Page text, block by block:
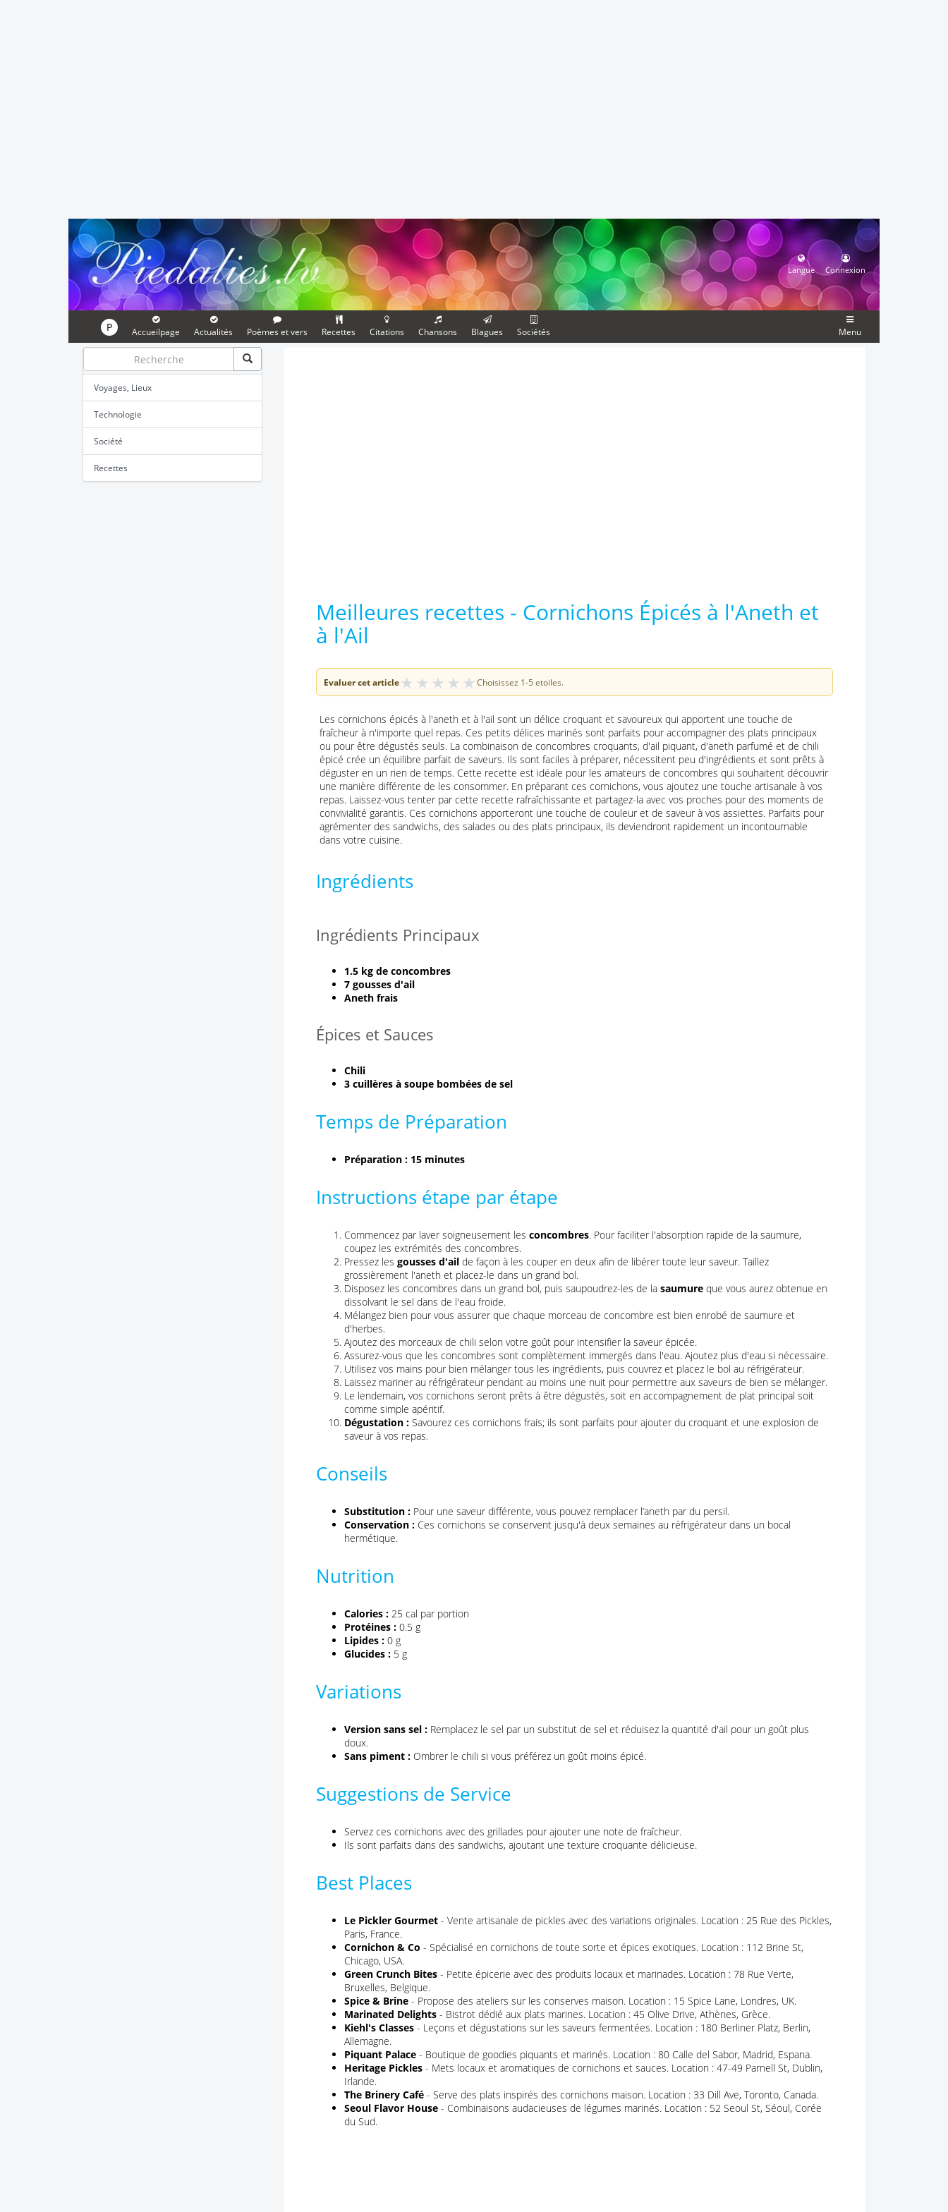
Langue Connexion
P Accueilpage Actualités Poèmes et vers Recettes Citations Chansons Blagues Sociétés Menu
Voyages, Lieux
Technologie
Société
Recettes
Meilleures recettes - Cornichons Épicés à l'Aneth et
à l'Ail
Evaluer cet article★ ★ ★ ★ ★ Choisissez 1-5 etoiles.
Les cornichons épicés à l'aneth et à l'ail sont un délice croquant et savoureux qui apportent une touche de
fraîcheur à n'importe quel repas. Ces petits délices marinés sont parfaits pour accompagner des plats principaux
ou pour être dégustés seuls. La combinaison de concombres croquants, d'ail piquant, d'aneth parfumé et de chili
épicé crée un équilibre parfait de saveurs. Ils sont faciles à préparer, nécessitent peu d'ingrédients et sont prêts à
déguster en un rien de temps. Cette recette est idéale pour les amateurs de concombres qui souhaitent découvrir
une manière différente de les consommer. En préparant ces cornichons, vous ajoutez une touche artisanale à vos
repas. Laissez-vous tenter par cette recette rafraîchissante et partagez-la avec vos proches pour des moments de
convivialité garantis. Ces cornichons apporteront une touche de couleur et de saveur à vos assiettes. Parfaits pour
agrémenter des sandwichs, des salades ou des plats principaux, ils deviendront rapidement un incontournable
dans votre cuisine.
Ingrédients
Ingrédients Principaux
1.5 kg de concombres
7 gousses d'ail
Aneth frais
Épices et Sauces
Chili
3 cuillères à soupe bombées de sel
Temps de Préparation
Préparation : 15 minutes
Instructions étape par étape
Commencez par laver soigneusement les concombres. Pour faciliter l'absorption rapide de la saumure,
coupez les extrémités des concombres.
Pressez les gousses d'ail de façon à les couper en deux afin de libérer toute leur saveur. Taillez
grossièrement l'aneth et placez-le dans un grand bol.
Disposez les concombres dans un grand bol, puis saupoudrez-les de la saumure que vous aurez obtenue en
dissolvant le sel dans de l'eau froide.
Mélangez bien pour vous assurer que chaque morceau de concombre est bien enrobé de saumure et
d'herbes.
Ajoutez des morceaux de chili selon votre goût pour intensifier la saveur épicée.
Assurez-vous que les concombres sont complètement immergés dans l'eau. Ajoutez plus d'eau si nécessaire.
Utilisez vos mains pour bien mélanger tous les ingrédients, puis couvrez et placez le bol au réfrigérateur.
Laissez mariner au réfrigérateur pendant au moins une nuit pour permettre aux saveurs de bien se mélanger.
Le lendemain, vos cornichons seront prêts à être dégustés, soit en accompagnement de plat principal soit
comme simple apéritif.
Dégustation : Savourez ces cornichons frais; ils sont parfaits pour ajouter du croquant et une explosion de
saveur à vos repas.
Conseils
Substitution : Pour une saveur différente, vous pouvez remplacer l’aneth par du persil.
Conservation : Ces cornichons se conservent jusqu'à deux semaines au réfrigérateur dans un bocal
hermétique.
Nutrition
Calories : 25 cal par portion
Protéines : 0.5 g
Lipides : 0 g
Glucides : 5 g
Variations
Version sans sel : Remplacez le sel par un substitut de sel et réduisez la quantité d'ail pour un goût plus
doux.
Sans piment : Ombrer le chili si vous préférez un goût moins épicé.
Suggestions de Service
Servez ces cornichons avec des grillades pour ajouter une note de fraîcheur.
Ils sont parfaits dans des sandwichs, ajoutant une texture croquante délicieuse.
Best Places
Le Pickler Gourmet - Vente artisanale de pickles avec des variations originales. Location : 25 Rue des Pickles,
Paris, France.
Cornichon & Co - Spécialisé en cornichons de toute sorte et épices exotiques. Location : 112 Brine St,
Chicago, USA.
Green Crunch Bites - Petite épicerie avec des produits locaux et marinades. Location : 78 Rue Verte,
Bruxelles, Belgique.
Spice & Brine - Propose des ateliers sur les conserves maison. Location : 15 Spice Lane, Londres, UK.
Marinated Delights - Bistrot dédié aux plats marines. Location : 45 Olive Drive, Athènes, Grèce.
Kiehl's Classes - Leçons et dégustations sur les saveurs fermentées. Location : 180 Berliner Platz, Berlin,
Allemagne.
Piquant Palace - Boutique de goodies piquants et marinés. Location : 80 Calle del Sabor, Madrid, Espana.
Heritage Pickles - Mets locaux et aromatiques de cornichons et sauces. Location : 47-49 Parnell St, Dublin,
Irlande.
The Brinery Café - Serve des plats inspirés des cornichons maison. Location : 33 Dill Ave, Toronto, Canada.
Seoul Flavor House - Combinaisons audacieuses de légumes marinés. Location : 52 Seoul St, Séoul, Corée
du Sud.